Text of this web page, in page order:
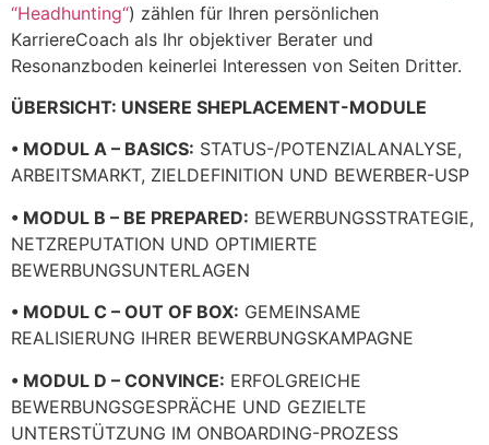
“Headhunting“) zählen für Ihren persönlichen
KarriereCoach als Ihr objektiver Berater und
Resonanzboden keinerlei Interessen von Seiten Dritter.
ÜBERSICHT: UNSERE SHEPLACEMENT-MODULE
• MODUL A – BASICS: STATUS-/POTENZIALANALYSE,
ARBEITSMARKT, ZIELDEFINITION UND BEWERBER-USP
• MODUL B – BE PREPARED: BEWERBUNGSSTRATEGIE,
NETZREPUTATION UND OPTIMIERTE
BEWERBUNGSUNTERLAGEN
• MODUL C – OUT OF BOX: GEMEINSAME
REALISIERUNG IHRER BEWERBUNGSKAMPAGNE
• MODUL D – CONVINCE: ERFOLGREICHE
BEWERBUNGSGESPRÄCHE UND GEZIELTE
UNTERSTÜTZUNG IM ONBOARDING-PROZESS